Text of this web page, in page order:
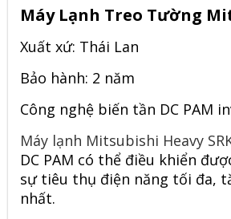
Máy Lạnh Treo Tường
Xuất xứ: Thái Lan
Bảo hành: 2 năm
Công nghệ biến tần DC PAM
Máy lạnh Mitsubishi Heavy
DC PAM có thể điều khiển
sự tiêu thụ điện năng tối đa,
nhất.